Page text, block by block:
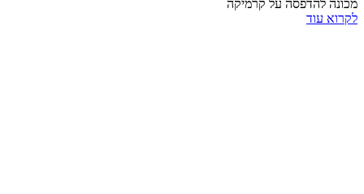
מכונה להדפסה על קרמיקה
לקרוא עוד